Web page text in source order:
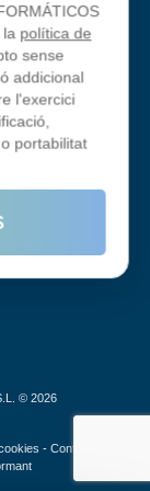
© 2026
- Configurar
la política de
sense
addicional
l'exercici
portabilitat